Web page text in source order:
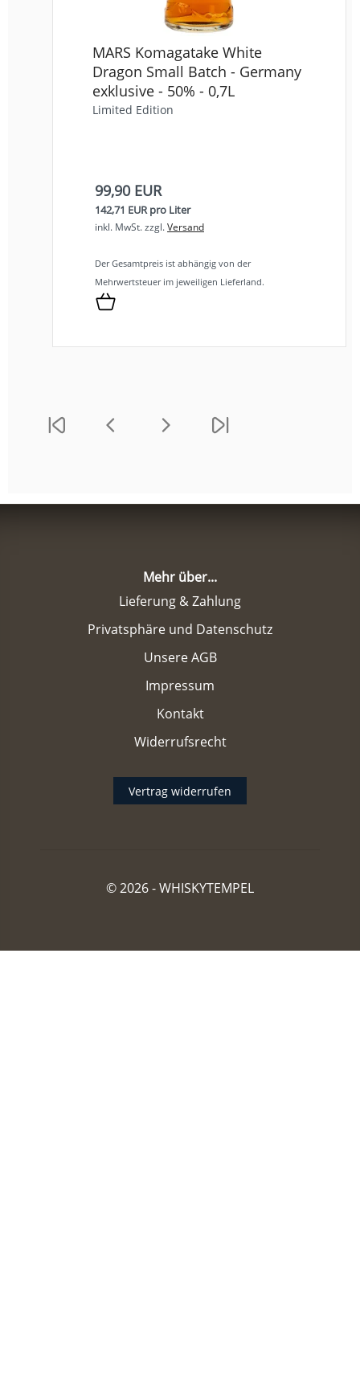
MARS Komagatake White
Dragon Small Batch - Germany
exklusive - 50% - 0,7L
Limited Edition
99,90 EUR
142,71 EUR pro Liter
inkl. MwSt.zzgl.Versand
Der Gesamtpreis ist abhängig von der
Mehrwertsteuer im jeweiligen Lieferland.
Mehr über...
Lieferung & Zahlung
Privatsphäre und Datenschutz
Unsere AGB
Impressum
Kontakt
Widerrufsrecht
Vertrag widerrufen
© 2026 -WHISKYTEMPEL